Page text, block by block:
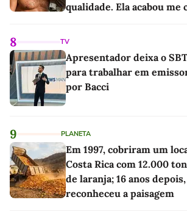
qualidade. Ela acabou me
8 TV
Apresentador deixa o
para trabalhar em
por Bacci
9 PLANETA
Em 1997, cobriram um
Costa Rica com 12.000
de laranja; 16 anos
reconheceu a paisagem